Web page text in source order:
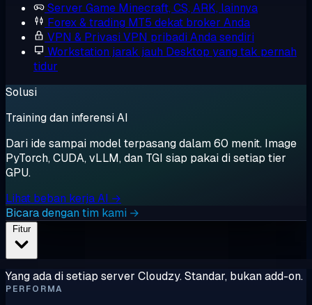
Server Game Minecraft, CS, ARK, lainnya
Forex & trading MT5 dekat broker Anda
VPN & Privasi VPN pribadi Anda sendiri
Workstation jarak jauh Desktop yang tak pernah
tidur
Solusi
Training dan inferensi AI
Dari ide sampai model terpasang dalam 60 menit. Image
PyTorch, CUDA, vLLM, dan TGI siap pakai di setiap tier
GPU.
Lihat beban kerja AI →
Bicara dengan tim kami →
Fitur
Yang ada di setiap server Cloudzy. Standar, bukan add-on.
PERFORMA